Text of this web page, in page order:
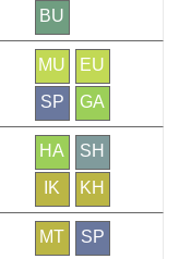
BU
MU
EU
SP
GA
HA
SH
IK
KH
MT SP